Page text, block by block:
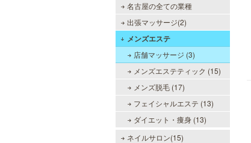
名古屋の全ての業種
出張マッサージ(2)
メンズエステ
店舗マッサージ (3)
メンズエステティック (15)
メンズ脱毛 (17)
フェイシャルエステ (13)
ダイエット・痩身 (13)
ネイルサロン(15)